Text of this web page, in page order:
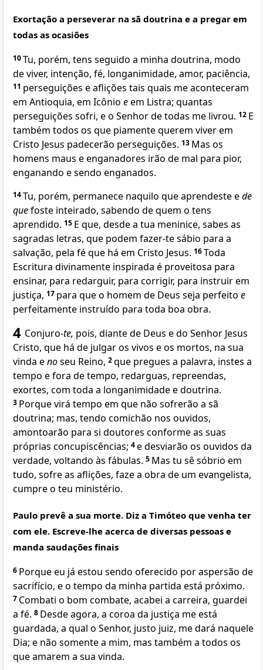
Exortação a perseverar na sã doutrina e a pregar em
todas as ocasiões
10Tu, porém, tens seguido a minha doutrina, modo
de viver, intenção, fé, longanimidade, amor, paciência,
11 perseguições e aflições tais quais me aconteceram
em Antioquia, em Icônio eem Listra; quantas
perseguições sofri, e o Senhor de todas me livrou. 12 E
também todos os que piamente querem viver em
Cristo Jesus padecerão perseguições. 13 Mas os
homens maus e enganadores irão de mal para pior,
enganando e sendo enganados.
14Tu, porém, permanece naquilo que aprendeste ede
quefoste inteirado, sabendo de quem o tens
aprendido. 15 E que, desde a tua meninice, sabes as
sagradas letras, que podem fazer-te sábio para a
salvação, pela fé que há em Cristo Jesus. 16Toda
Escritura divinamente inspirada é proveitosa para
ensinar, para redarguir, para corrigir, para instruir em
justiça, 17 para que o homem de Deus seja perfeito e
perfeitamente instruído para toda boa obra.
4 Conjuro-te, pois, diante de Deus e do Senhor Jesus
Cristo, que há de julgar os vivos e os mortos, na sua
vinda enoseu Reino, 2que pregues a palavra, instes a
tempo e fora de tempo, redarguas, repreendas,
exortes, com toda a longanimidade e doutrina.
3 Porque virá tempo em que não sofrerão a sã
doutrina; mas, tendo comichão nos ouvidos,
amontoarão para si doutores conforme as suas
próprias concupiscências; 4e desviarão os ouvidos da
verdade, voltando às fábulas. 5 Mas tu sê sóbrio em
tudo, sofre as aflições, faze a obra de um evangelista,
cumpre o teu ministério.
Paulo prevê a sua morte. Diz a Timóteo que venha ter
com ele. Escreve-lhe acerca de diversas pessoas e
manda saudações finais
6 Porque eu já estou sendo oferecido por aspersão de
sacrifício, e o tempo da minha partida está próximo.
7 Combati o bom combate, acabei a carreira, guardei
a fé. 8 Desde agora, a coroa da justiça me está
guardada, a qual o Senhor, justo juiz, me dará naquele
Dia; e não somente a mim, mas também a todos os
que amarem a sua vinda.